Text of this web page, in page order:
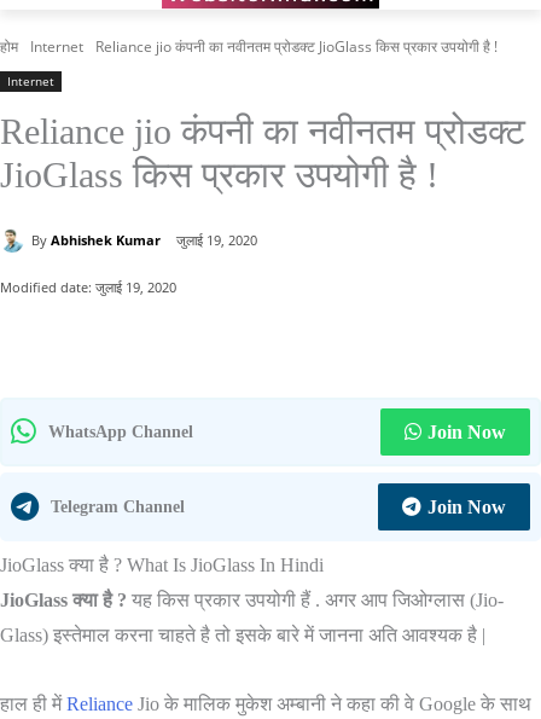
होम Internet Reliance jio कंपनी का नवीनतम प्रोडक्ट JioGlass किस प्रकार उपयोगी है !
Internet
Reliance jio कंपनी का नवीनतम प्रोडक्ट
JioGlass किस प्रकार उपयोगी है !
By Abhishek Kumar जुलाई 19, 2020
Modified date: जुलाई 19, 2020
WhatsApp Channel Join Now
Telegram Channel Join Now
JioGlass क्या है ? What Is JioGlass In Hindi
JioGlass क्या है ? यह किस प्रकार उपयोगी हैं . अगर आप जिओग्लास (Jio-
Glass) इस्तेमाल करना चाहते है तो इसके बारे में जानना अति आवश्यक है |
हाल ही मेंReliance Jio के मालिक मुकेश अम्बानी ने कहा की वे Google के साथ